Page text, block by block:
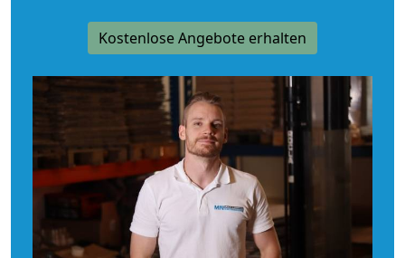
Kostenlose Angebote erhalten